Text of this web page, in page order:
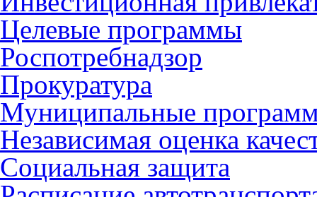
Целевые программы
Роспотребнадзор
Прокуратура
Муниципальные
Независимая оценка
Социальная защита